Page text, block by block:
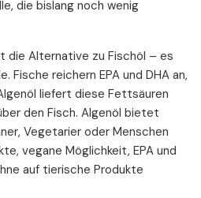
die bislang noch wenig
die Alternative zu Fischöl – es
Fische reichern EPA und DHA an,
liefert diese Fettsäuren
den Fisch. Algenöl bietet
Vegetarier oder Menschen
vegane Möglichkeit, EPA und
auf tierische Produkte